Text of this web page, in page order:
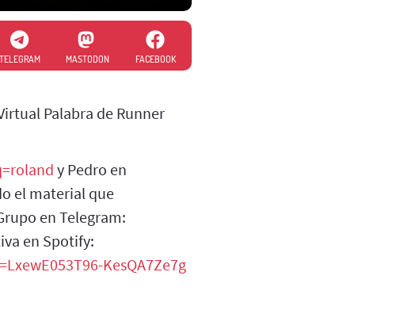
TELEGRAM MASTODON FACEBOOK
Palabra de Runner
y Pedro en
el material que
en Telegram:
en Spotify:
KesQA7Ze7g